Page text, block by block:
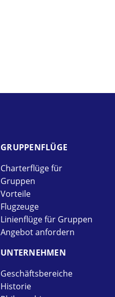
GRUPPEN­FLÜGE
Charterflüge für
Gruppen
Vorteile
Flugzeuge
Linienflüge für Gruppen
Angebot anfordern
UNTER­NEHMEN
Geschäftsbereiche
Historie